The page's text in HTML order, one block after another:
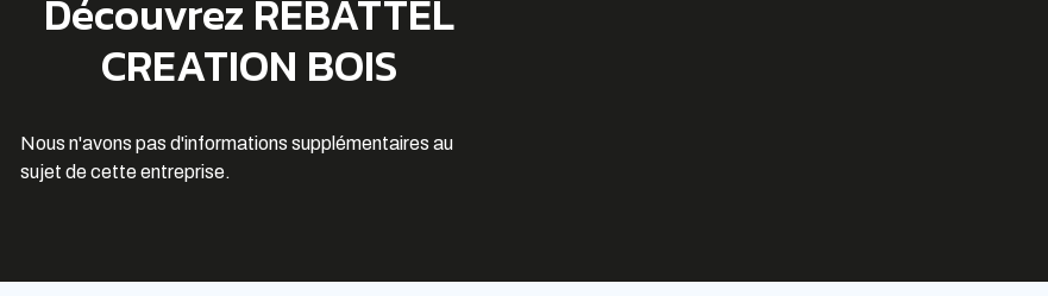
Découvrez REBATTEL
CREATION BOIS
Nous n'avons pas d'informations supplémentaires au
sujet de cette entreprise.